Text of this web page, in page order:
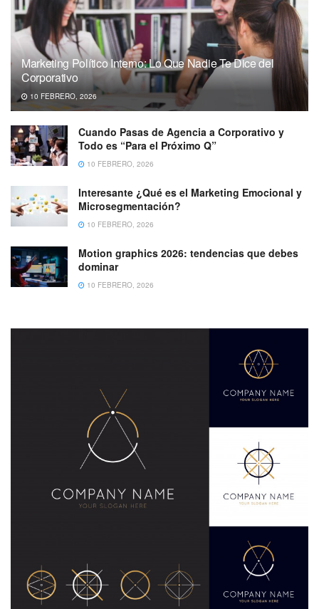
Marketing Político Interno: Lo Que Nadie Te Dice del
Corporativo
10 FEBRERO, 2026
Cuando Pasas de Agencia a Corporativo y
Todo es “Para el Próximo Q”
10 FEBRERO, 2026
Interesante ¿Qué es el Marketing Emocional y
Microsegmentación?
10 FEBRERO, 2026
Motion graphics 2026: tendencias que debes
dominar
10 FEBRERO, 2026